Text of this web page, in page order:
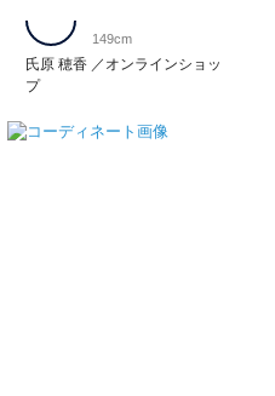
氏原 穂香
オンラインショッ
プ
149cm